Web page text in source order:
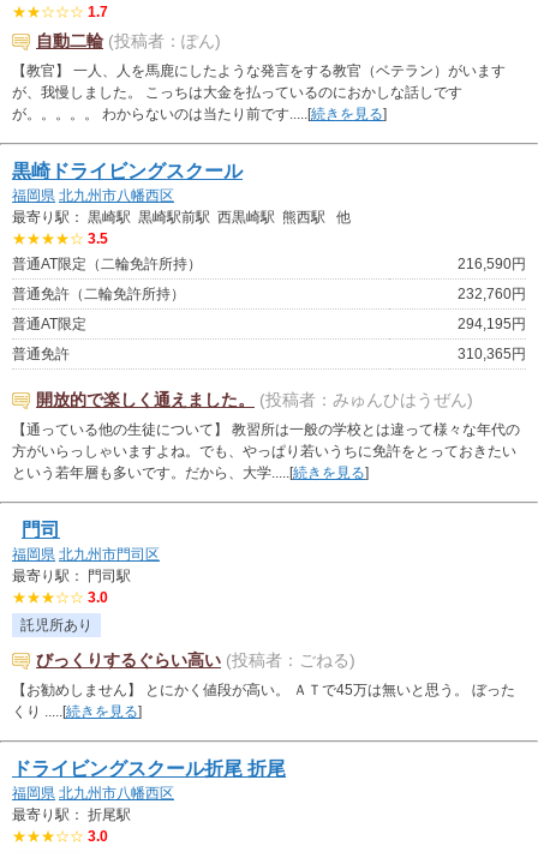
★★☆☆☆ 1.7
自動二輪 (投稿者：ぽん)
【教官】 一人、人を馬鹿にしたような発言をする教官（ベテラン）がいます
が、我慢しました。 こっちは大金を払っているのにおかしな話しです
が。。。。。 わからないのは当たり前です.....[続きを見る]
黒崎ドライビングスクール
福岡県 北九州市八幡西区
最寄り駅： 黒崎駅 黒崎駅前駅 西黒崎駅 熊西駅 他
★★★★☆ 3.5
普通AT限定（二輪免許所持）
216,590円
普通免許（二輪免許所持）
232,760円
普通AT限定
294,195円
普通免許
310,365円
開放的で楽しく通えました。 (投稿者：みゅんひはうぜん)
【通っている他の生徒について】 教習所は一般の学校とは違って様々な年代の
方がいらっしゃいますよね。でも、やっぱり若いうちに免許をとっておきたい
という若年層も多いです。だから、大学.....[続きを見る]
門司
福岡県 北九州市門司区
最寄り駅： 門司駅
★★★☆☆ 3.0
託児所あり
びっくりするぐらい高い (投稿者：ごねる)
【お勧めしません】 とにかく値段が高い。 ＡＴで45万は無いと思う。 ぼった
くり .....[続きを見る]
ドライビングスクール折尾 折尾
福岡県 北九州市八幡西区
最寄り駅： 折尾駅
★★★☆☆ 3.0